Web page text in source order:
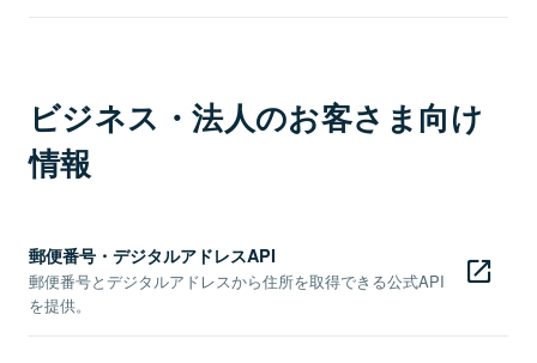
ビジネス・法人のお客さま向け
情報
郵便番号・デジタルアドレスAPI
郵便番号とデジタルアドレスから住所を取得できる公式API
を提供。